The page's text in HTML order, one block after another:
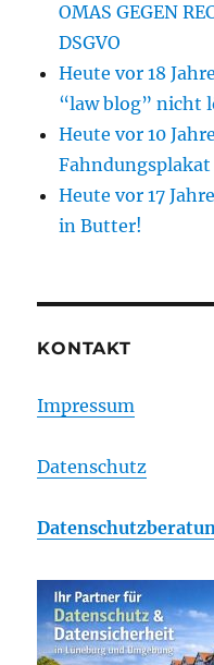
OMAS GEGEN
DSGVO
Heute vor 18
“law blog” nicht
Heute vor 10
Fahndungsplakat
Heute vor 17
in Butter!
KONTAKT
Impressum
Datenschutz